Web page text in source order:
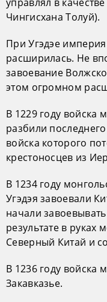
Чингисхана Толуй).
При Угэдэе
расширилась. Не
завоевание
этом огромном
В 1229 году войска
разбили
войска которого
крестоносцев из
В 1234 году
Угэдэя завоевали
начали
результате в руках
Северный Китай и
В 1236 году войска
Закавказье.